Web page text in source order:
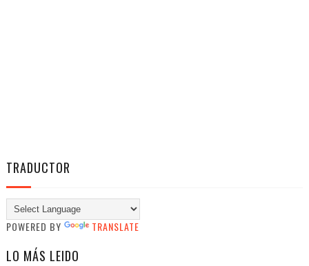
TRADUCTOR
POWERED BY TRANSLATE
LO MÁS LEIDO